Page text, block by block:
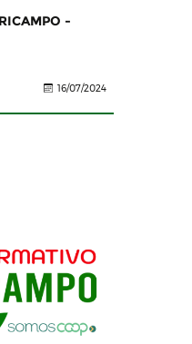
-
16/07/2024